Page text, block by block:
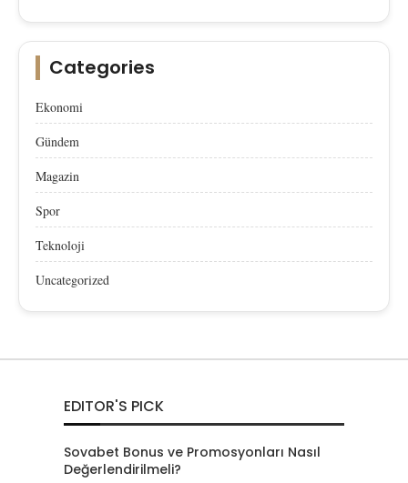
Categories
Ekonomi
Gündem
Magazin
Spor
Teknoloji
Uncategorized
EDITOR'S PICK
Sovabet Bonus ve Promosyonları Nasıl
Değerlendirilmeli?